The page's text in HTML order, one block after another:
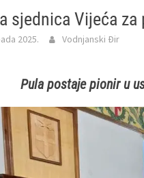
sjednica Vijeća
2025. Vodnjanski Đir
Pula postaje pionir u